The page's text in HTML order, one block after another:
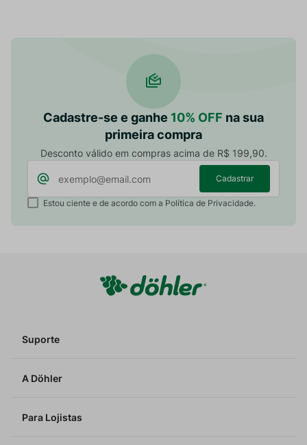
Cadastre-se e ganhe 10% OFF na sua
primeira compra
Desconto válido em compras acima de R$ 199,90.
Cadastrar
Estou ciente e de acordo com a Política de Privacidade.
Suporte
A Döhler
Para Lojistas